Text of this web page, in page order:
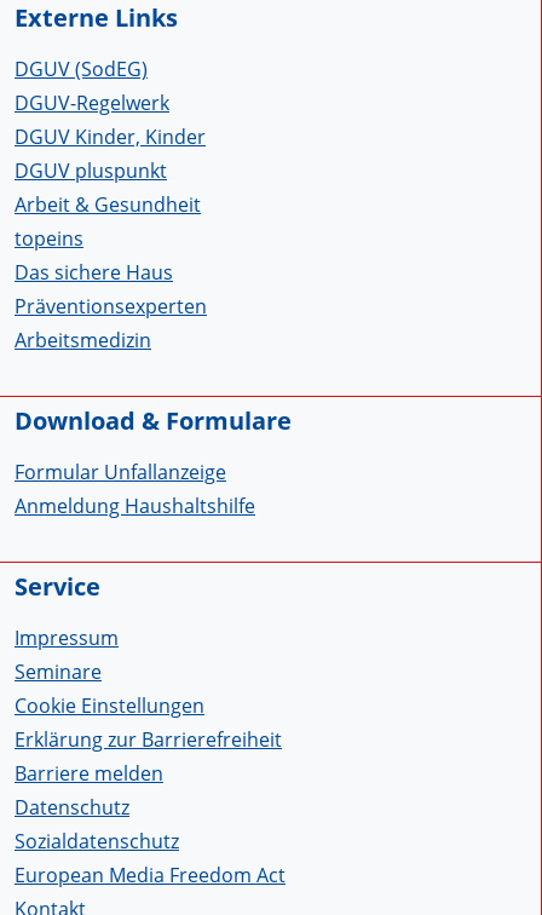
Externe Links
DGUV (SodEG)
DGUV-Regelwerk
DGUV Kinder, Kinder
DGUV pluspunkt
Arbeit & Gesundheit
topeins
Das sichere Haus
Präventionsexperten
Arbeitsmedizin
Download & Formulare
Formular Unfallanzeige
Anmeldung Haushaltshilfe
Service
Impressum
Seminare
Cookie Einstellungen
Erklärung zur Barrierefreiheit
Barriere melden
Datenschutz
Sozialdatenschutz
European Media Freedom Act
Kontakt